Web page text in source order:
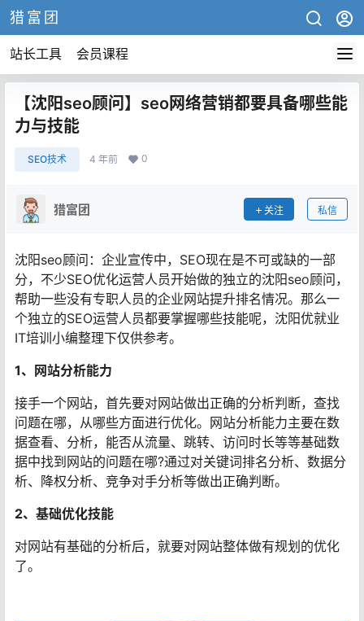
猎富团
站长工具 会员课程
【沈阳seo顾问】seo网络营销都要具备哪些能
力与技能
SEO技术 4 年前 0
猎富团 关注 私信
沈阳seo顾问：企业宣传中，SEO现在是不可或缺的一部
分，不少SEO优化运营人员开始做的独立的沈阳seo顾问，
帮助一些没有专职人员的企业网站提升排名情况。那么一
个独立的SEO运营人员都要掌握哪些技能呢，沈阳优就业
IT培训小编整理下仅供参考。
1、网站分析能力
接手一个网站，首先要对网站做出正确的分析判断，查找
问题在哪，从哪些方面进行优化。网站分析能力主要在数
据查看、分析，能否从流量、跳转、访问时长等等基础数
据中找到网站的问题在哪?通过对关键词排名分析、数据分
析、降权分析、竞争对手分析等做出正确判断。
2、基础优化技能
对网站有基础的分析后，就要对网站整体做有规划的优化
了。